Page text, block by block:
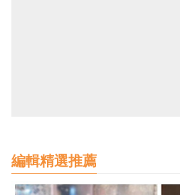
編輯精選推薦